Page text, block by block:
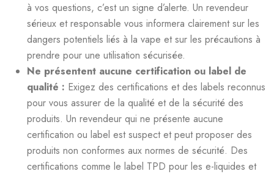
à vos questions, c’est un signe d’alerte. Un revendeur
sérieux et responsable vous informera clairement sur les
dangers potentiels liés à la vape et sur les précautions à
prendre pour une utilisation sécurisée.
Ne présentent aucune certification ou label de
qualité : Exigez des certifications et des labels reconnus
pour vous assurer de la qualité et de la sécurité des
produits. Un revendeur qui ne présente aucune
certification ou label est suspect et peut proposer des
produits non conformes aux normes de sécurité. Des
certifications comme le label TPD pour les e-liquides et